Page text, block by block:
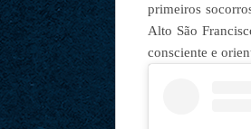
primeiros
Alto São
consciente e